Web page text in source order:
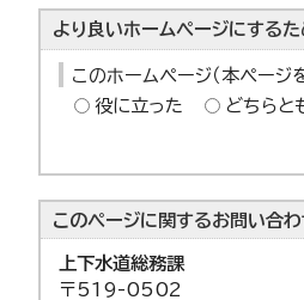
より良いホームページにするた
このホームページ（本ページ
役に立った
どちらと
このページに関するお問い合わ
上下水道総務課
〒519-0502